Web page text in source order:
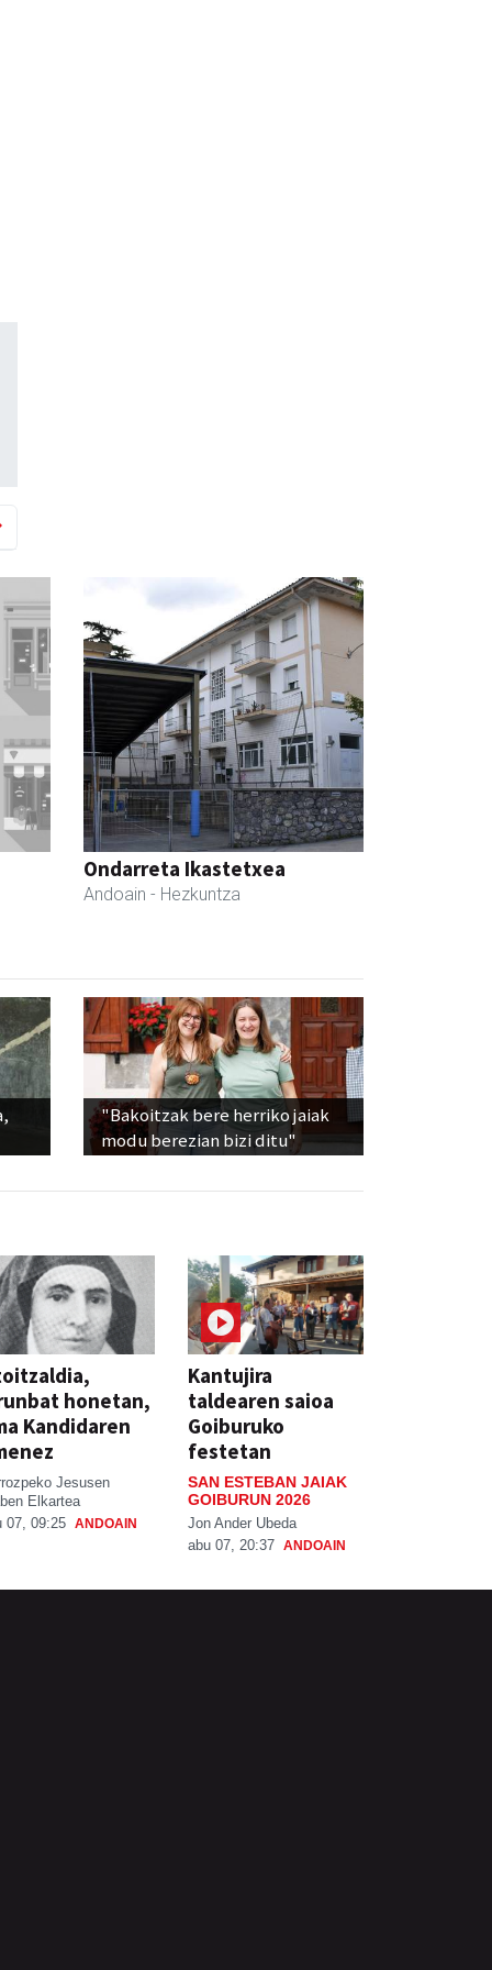
Ondarreta Ikastetxea
Andoain - Hezkuntza
"Bakoitzak bere herriko jaiak
modu berezian bizi ditu"
honetan,
Kandidaren
Jesusen
Elkartea
07, 09:25 ANDOAIN
Kantujira
taldearen saioa
Goiburuko
festetan
SAN ESTEBAN JAIAK
GOIBURUN 2026
Jon Ander Ubeda
abu 07, 20:37 ANDOAIN